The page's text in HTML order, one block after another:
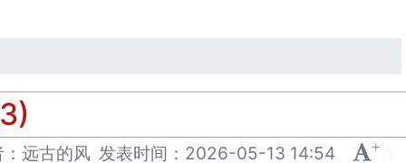
远古的风 发表时间： 2026-05-13 14:54 +